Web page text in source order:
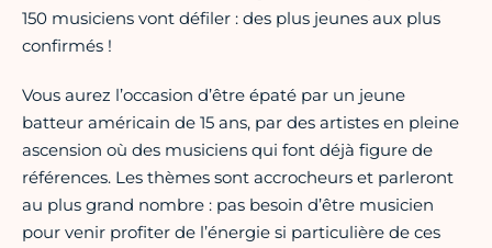
150 musiciens vont défiler : des plus jeunes aux plus
confirmés !
Vous aurez l’occasion d’être épaté par un jeune
batteur américain de 15 ans, par des artistes en pleine
ascension où des musiciens qui font déjà figure de
références. Les thèmes sont accrocheurs et parleront
au plus grand nombre : pas besoin d’être musicien
pour venir profiter de l’énergie si particulière de ces